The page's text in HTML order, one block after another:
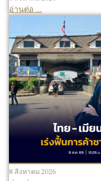
อ่านต่อ ...
8 สิงหาคม 2026